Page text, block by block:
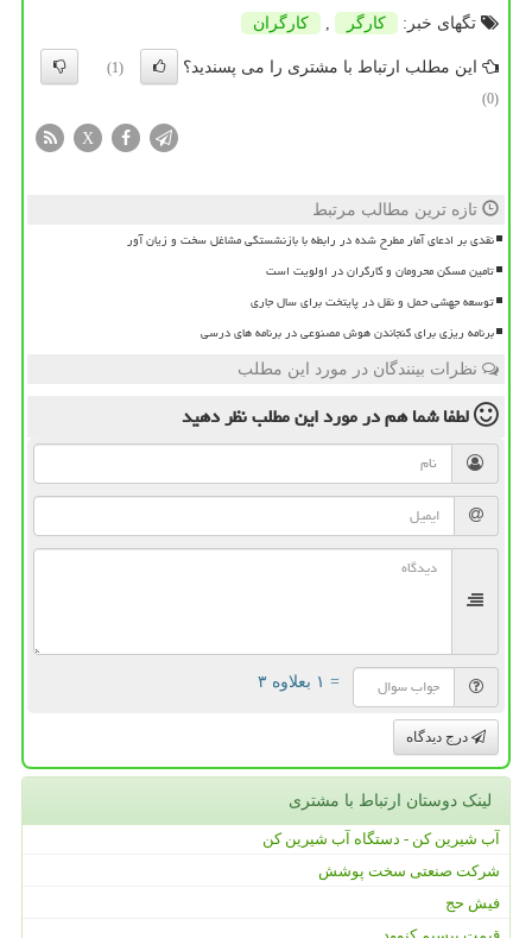
تگهای خبر:
كارگر , كارگران
این مطلب ارتباط با مشتری را می پسندید؟
(1)
(0)
X
تازه ترین مطالب مرتبط
نقدی بر ادعای آمار مطرح شده در رابطه با بازنشستگی مشاغل سخت و زیان آور
تامین مسکن محرومان و کارگران در اولویت است
توسعه جهشی حمل و نقل در پایتخت برای سال جاری
برنامه ریزی برای گنجاندن هوش مصنوعی در برنامه های درسی
نظرات بینندگان در مورد این مطلب
لطفا شما همدر مورد این مطلبنظر دهید
= ۱ بعلاوه ۳
درج دیدگاه
لینک دوستان ارتباط با مشتری
آب شیرین کن - دستگاه آب شیرین کن
شرکت صنعتی سخت پوشش
فیش حج